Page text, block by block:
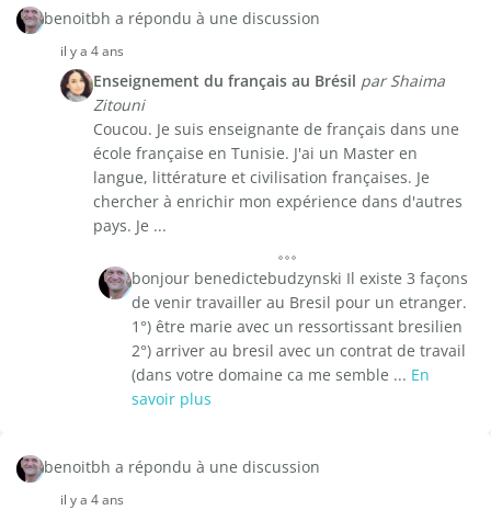
benoitbh a répondu à une discussion
il y a 4 ans
Enseignement du français au Brésil par Shaima
Zitouni
Coucou. Je suis enseignante de français dans une
école française en Tunisie. J'ai un Master en
langue, littérature et civilisation françaises. Je
chercher à enrichir mon expérience dans d'autres
pays. Je ...
bonjour benedictebudzynski Il existe 3 façons
de venir travailler au Bresil pour un etranger.
1°) être marie avec un ressortissant bresilien
2°) arriver au bresil avec un contrat de travail
(dans votre domaine ca me semble ... En
savoir plus
benoitbh a répondu à une discussion
il y a 4 ans